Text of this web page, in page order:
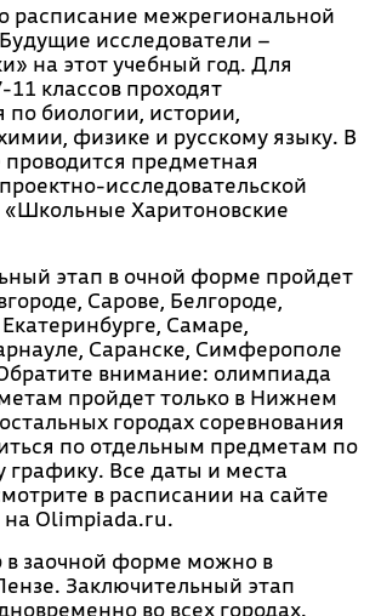
расписание межрегиональной
исследователи –
на этот учебный год. Для
классов проходят
по биологии, истории,
физике и русскому языку. В
предметная
исследовательской
Харитоновские
этап в очной форме пройдет
Сарове, Белгороде,
Самаре,
Саранске, Симферополе
внимание: олимпиада
пройдет только в Нижнем
городах соревнования
по отдельным предметам по
графику. Все даты и места
в расписании на сайте
Olimpiada.ru.
в заочной форме можно в
Заключительный этап
во всех городах.